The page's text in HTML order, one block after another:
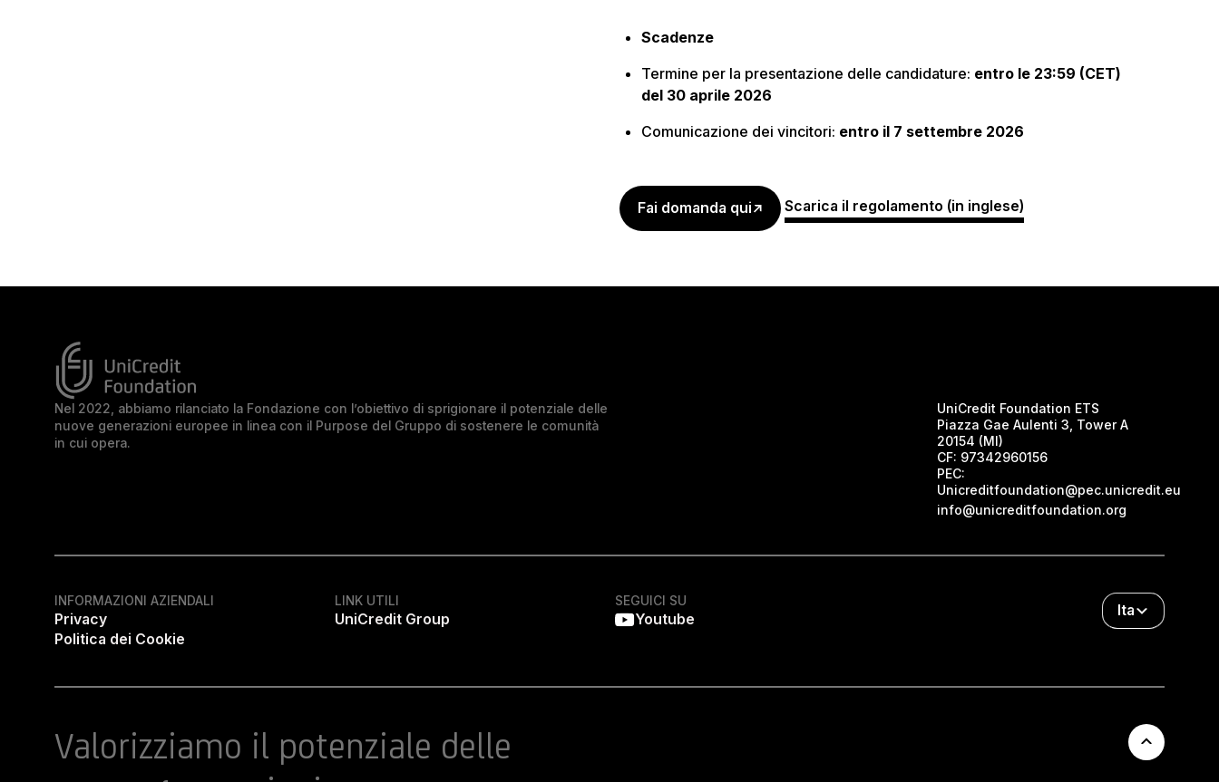
Scadenze
Termine per la presentazione delle candidature: entro le 23:59 (CET)
del 30 aprile 2026
Comunicazione dei vincitori: entro il 7 settembre 2026
Fai domanda qui Scarica il regolamento (in inglese)
Nel 2022, abbiamo rilanciato la Fondazione con l’obiettivo di sprigionare il potenziale delle
nuove generazioni europee in linea con il Purpose del Gruppo di sostenere le comunità
in cui opera.
UniCredit Foundation ETS
Piazza Gae Aulenti 3, Tower A
20154 (MI)
CF: 97342960156
PEC:
Unicreditfoundation@pec.unicredit.eu
info@unicreditfoundation.org
INFORMAZIONI AZIENDALI
Privacy
Politica dei Cookie
LINK UTILI
UniCredit Group
SEGUICI SU
Youtube
Ita
Valorizziamo il potenziale delle